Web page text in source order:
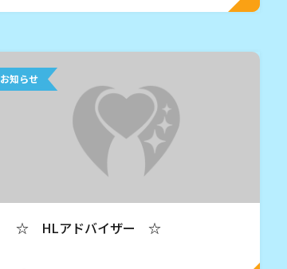
お知らせ
☆ HLアドバイザー ☆